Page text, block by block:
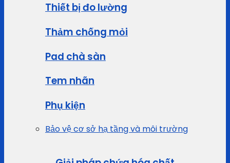
Thiết bị đo lường
Thảm chống mỏi
Pad chà sàn
Tem nhãn
Phụ kiện
Bảo vệ cơ sở hạ tầng và môi trường